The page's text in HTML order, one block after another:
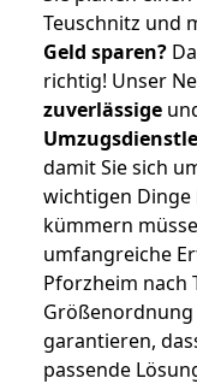
Teuschnitz und
Geld sparen?
richtig! Unser
zuverlässige
damit Sie sich
wichtigen Dinge
kümmern
umfangreiche
Pforzheim nach
garantieren,
passende